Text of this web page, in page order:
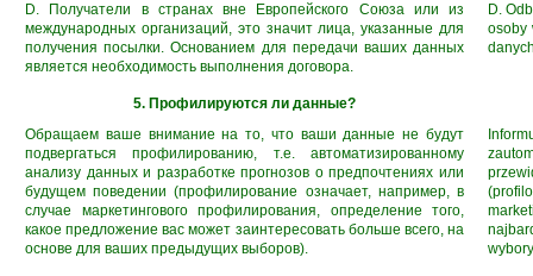
D. Получатели в странах вне Европейского Союза или из
международных организаций, это значит лица, указанные для
получения посылки. Основанием для передачи ваших данных
является необходимость выполнения договора.
D.
osoby
5. Профилируются ли данные?
Обращаем ваше внимание на то, что ваши данные не будут
подвергаться профилированию, т.е. автоматизированному
анализу данных и разработке прогнозов о предпочтениях или
будущем поведении (профилирование означает, например, в
случае маркетингового профилирования, определение того,
какое предложение вас может заинтересовать больше всего, на
основе для ваших предыдущих выборов).